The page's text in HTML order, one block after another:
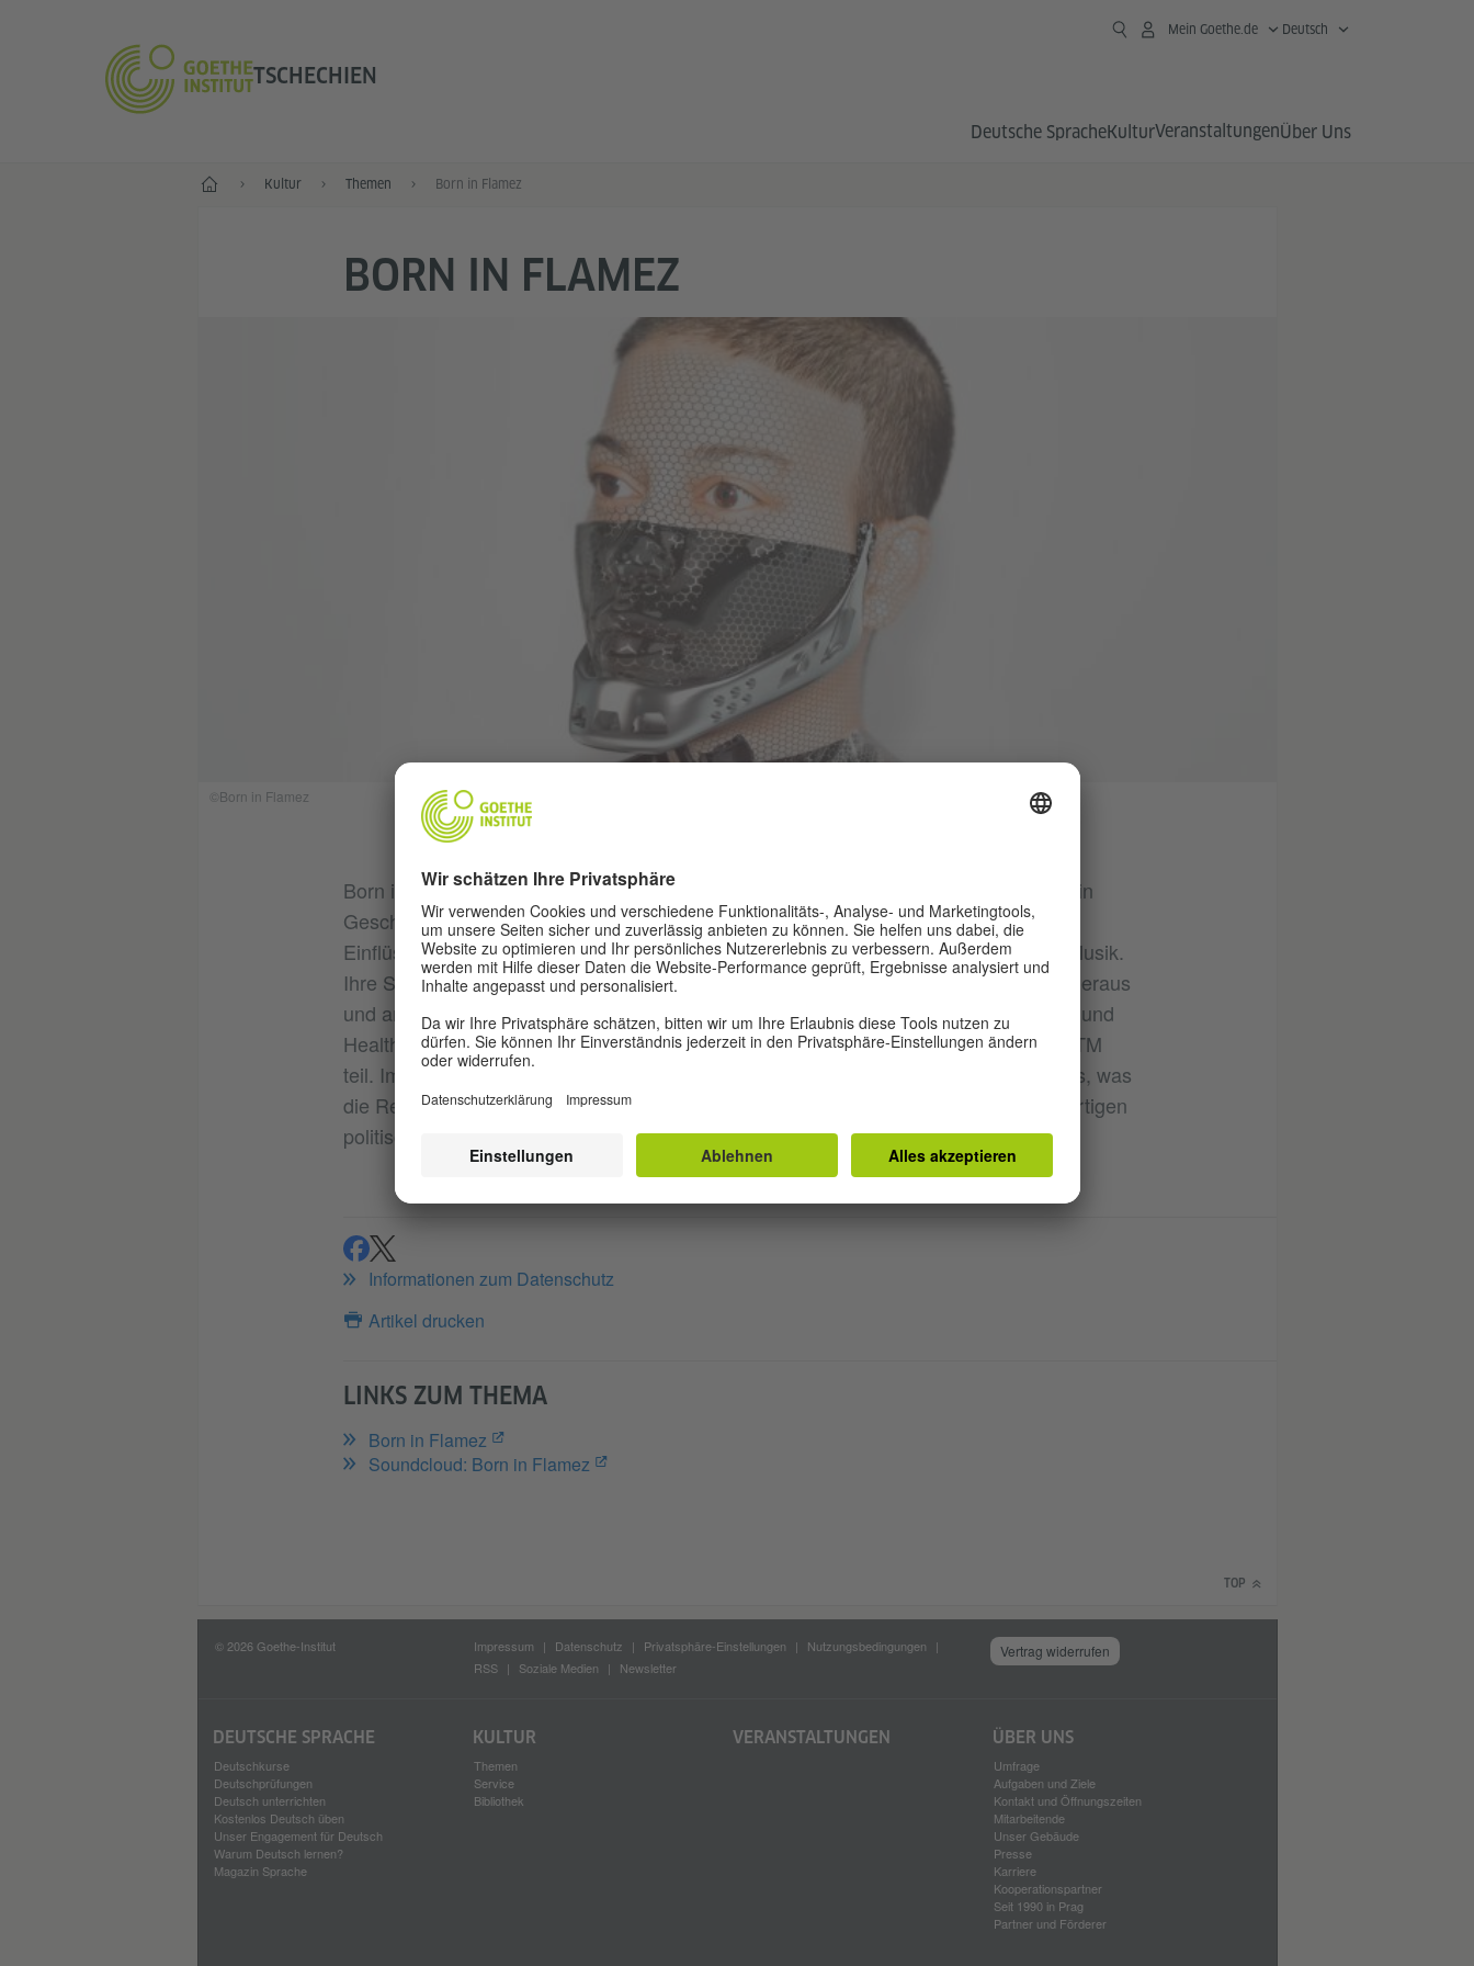
TSCHECHIEN
Mein Goethe.de Deutsch
Deutsche SpracheKulturVeranstaltungenÜber Uns
Start Kultur Themen Born in Flamez
BORN IN FLAMEZ
©Born in Flamez
Born in Flamez entziehen sich sowohl der Einordnung in ein Genre als auch der in ein
Geschlecht. Ihre Musik schöpfen sie aus einer abwechslungsreichen Palette an
Einflüssen, von destruktiver Clubmusik, Lo-fi Pop und Grime bis hin zu klassischer Musik.
Ihre Stücke brachten sie bei den Labels Infinite Machine, Monkeytown und UnReal heraus
und arbeiteten mit den Projekten WWWings, Ziúr, Modeselektor, Pererou Elsewhere und
Health zusammen. Dieses Jahr nahmen sie auch als Kurator am Berliner Festival CTM
teil. Im Juni brachten sie ein neues Projekt mit dem Namen „Impossible Love“ heraus, was
die Restriktionen und Taktiken der queeren Liebe vor dem Hintergrund der gegenwärtigen
politischen Situation thematisiert.
teilenteilen
Informationen zum Datenschutz
Artikel drucken
LINKS ZUM THEMA
Born in Flamez
Soundcloud: Born in Flamez
TOP
© 2026 Goethe-Institut Impressum Datenschutz Privatsphäre-Einstellungen
Nutzungsbedingungen
RSS
Soziale Medien Newsletter
Vertrag widerrufen
DEUTSCHE SPRACHE
Deutschkurse
Deutschprüfungen
Deutsch unterrichten
Kostenlos Deutsch üben
Unser Engagement für Deutsch
Warum Deutsch lernen?
Magazin Sprache
KULTUR
Themen
Service
Bibliothek
VERANSTALTUNGEN ÜBER UNS
Umfrage
Aufgaben und Ziele
Kontakt und Öffnungszeiten
Mitarbeitende
Unser Gebäude
Presse
Karriere
Kooperationspartner
Seit 1990 in Prag
Partner und Förderer